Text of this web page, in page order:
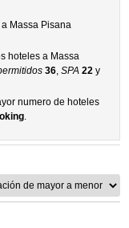
Massa Pisana
hoteles a Massa
36,SPA 22 y
numero de hoteles
.